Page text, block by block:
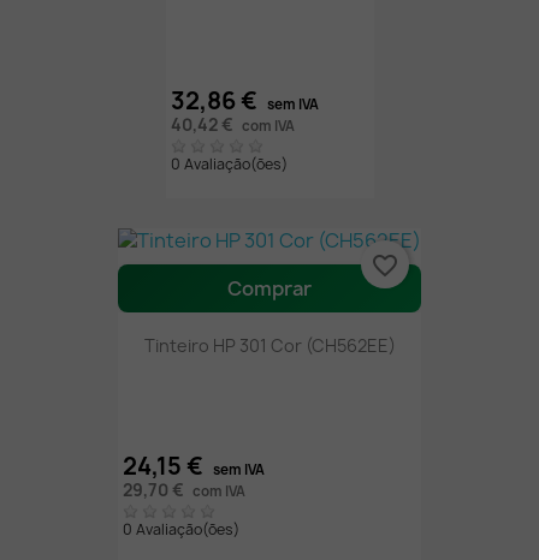
32,86 € sem IVA
40,42 € com IVA
0 Avaliação(ões)
Comprar
Tinteiro HP 301 Cor (CH562EE)
24,15 € sem IVA
29,70 € com IVA
0 Avaliação(ões)
favorite_border